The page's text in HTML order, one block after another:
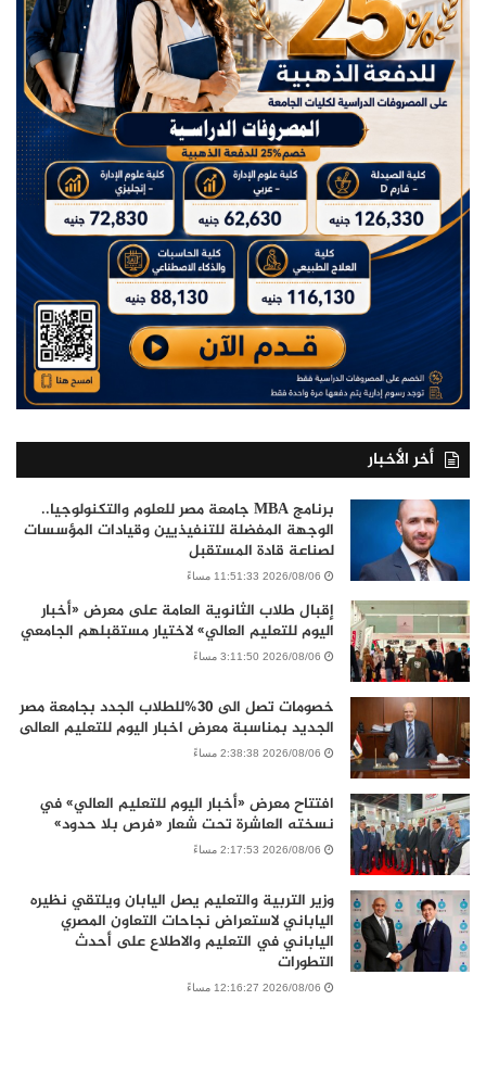
أخر الأخبار
برنامج MBA جامعة مصر للعلوم والتكنولوجيا..
الوجهة المفضلة للتنفيذيين وقيادات المؤسسات
لصناعة قادة المستقبل
2026/08/06 11:51:33 مساءً
إقبال طلاب الثانوية العامة على معرض «أخبار
اليوم للتعليم العالي» لاختيار مستقبلهم الجامعي
2026/08/06 3:11:50 مساءً
خصومات تصل الى 30%للطلاب الجدد بجامعة مصر
الجديد بمناسبة معرض اخبار اليوم للتعليم العالى
2026/08/06 2:38:38 مساءً
افتتاح معرض «أخبار اليوم للتعليم العالي» في
نسخته العاشرة تحت شعار «فرص بلا حدود»
2026/08/06 2:17:53 مساءً
وزير التربية والتعليم يصل اليابان ويلتقي نظيره
الياباني لاستعراض نجاحات التعاون المصري
الياباني في التعليم والاطلاع على أحدث
التطورات
2026/08/06 12:16:27 مساءً